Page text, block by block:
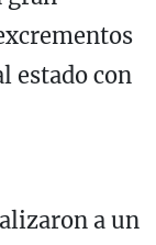
estado con
a un